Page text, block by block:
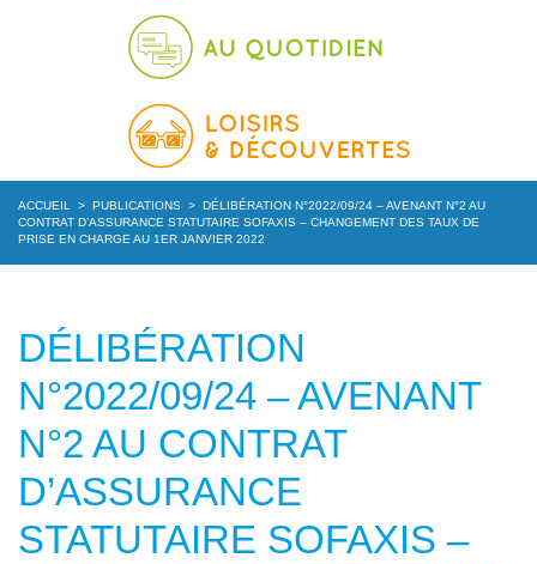
ACCUEIL > PUBLICATIONS > DÉLIBÉRATION N°2022/09/24 – AVENANT N°2 AU
CONTRAT D’ASSURANCE STATUTAIRE SOFAXIS – CHANGEMENT DES TAUX DE
PRISE EN CHARGE AU 1ER JANVIER 2022
DÉLIBÉRATION
N°2022/09/24 – AVENANT
N°2 AU CONTRAT
D’ASSURANCE
STATUTAIRE SOFAXIS –